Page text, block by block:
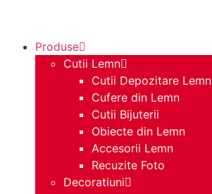
Produse
Cutii Lemn
Cutii Depozitare Lemn
Cufere din Lemn
Cutii Bijuterii
Obiecte din Lemn
Accesorii Lemn
Recuzite Foto
Decoratiuni